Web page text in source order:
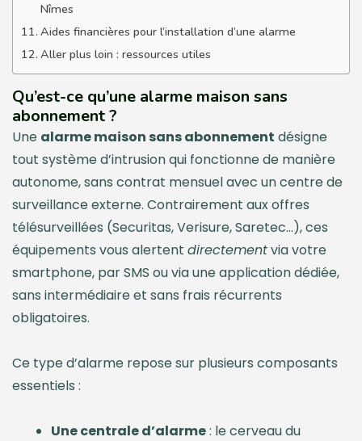
Nîmes
Aides financières pour l’installation d’une alarme
Aller plus loin : ressources utiles
Qu’est-ce qu’une alarme maison sans
abonnement ?
Une alarme maison sans abonnement désigne
tout système d’intrusion qui fonctionne de manière
autonome, sans contrat mensuel avec un centre de
surveillance externe. Contrairement aux offres
télésurveillées (Securitas, Verisure, Saretec…), ces
équipements vous alertent directementvia votre
smartphone, par SMS ou via une application dédiée,
sans intermédiaire et sans frais récurrents
obligatoires.
Ce type d’alarme repose sur plusieurs composants
essentiels :
Une centrale d’alarme: le cerveau du